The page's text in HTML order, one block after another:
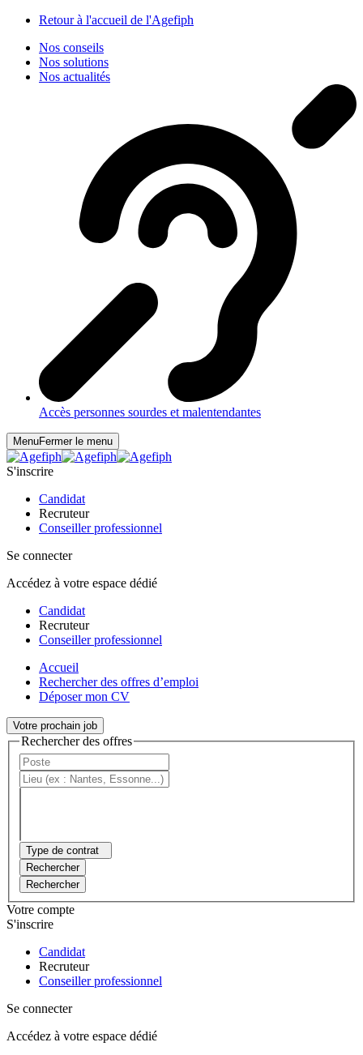
Retour à l'accueil de l'Agefiph
Nos conseils
Nos solutions
Nos actualités
Accès personnes sourdes et malentendantes
MenuFermer le menu
S'inscrire
Candidat
Recruteur
Conseiller professionnel
Se connecter
Accédez à votre espace dédié
Candidat
Recruteur
Conseiller professionnel
Accueil
Rechercher des offres d’emploi
Déposer mon CV
Votre prochain job
Rechercher des offres
Type de contrat
Rechercher
Rechercher
Votre compte
S'inscrire
Candidat
Recruteur
Conseiller professionnel
Se connecter
Accédez à votre espace dédié